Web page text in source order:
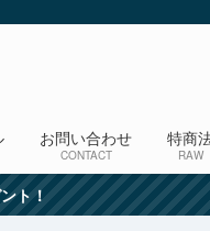
お問い合わせ
CONTACT
特商
RAW
ト！